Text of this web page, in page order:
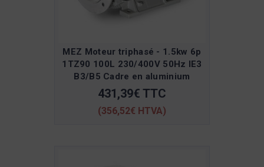
MEZ Moteur triphasé - 1.5kw 6p
1TZ90 100L 230/400V 50Hz IE3
B3/B5 Cadre en aluminium
431,39€ TTC
(356,52€ HTVA)